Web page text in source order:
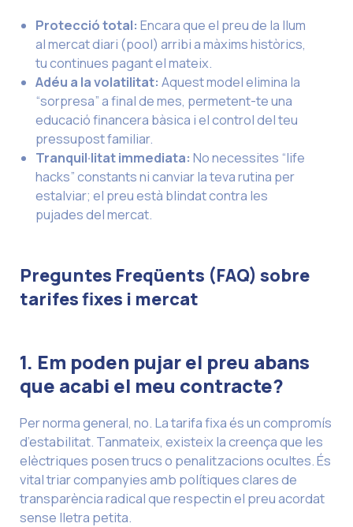
Protecció total: Encara que el preu de la llum
al mercat diari (pool) arribi a màxims històrics,
tu continues pagant el mateix.
Adéu a la volatilitat: Aquest model elimina la
“sorpresa” a final de mes, permetent-te una
educació financera bàsica i el control del teu
pressupost familiar.
Tranquil·litat immediata: No necessites “life
hacks” constants ni canviar la teva rutina per
estalviar; el preu està blindat contra les
pujades del mercat.
Preguntes Freqüents (FAQ) sobre
tarifes fixes i mercat
1. Em poden pujar el preu abans
que acabi el meu contracte?
Per norma general, no. La tarifa fixa és un compromís
d’estabilitat. Tanmateix, existeix la creença que les
elèctriques posen trucs o penalitzacions ocultes. És
vital triar companyies amb polítiques clares de
transparència radical que respectin el preu acordat
sense lletra petita.